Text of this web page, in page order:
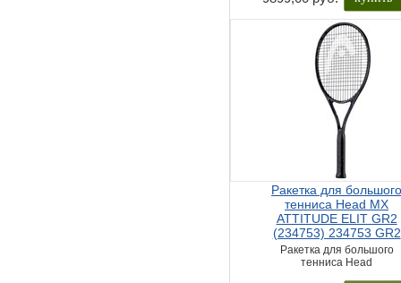
Ракетка для
тенниса Head MX
ATTITUDE ELIT GR2
(234753) 234753 GR2
Ракетка для большого
тенниса Head